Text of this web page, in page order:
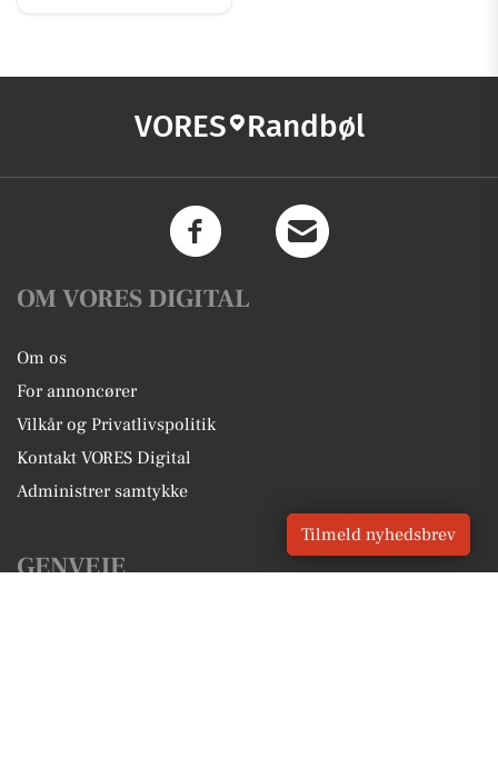
VORES Randbøl
OM VORES DIGITAL
Om os
For annoncører
Vilkår og Privatlivspolitik
Kontakt VORES Digital
Administrer samtykke
GENVEJE
Tilmeld nyhedsbrev